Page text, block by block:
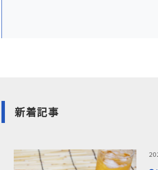
新着記事